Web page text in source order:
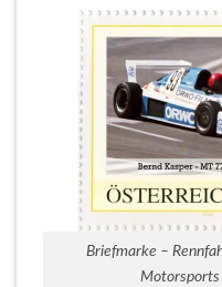
Briefmarke –